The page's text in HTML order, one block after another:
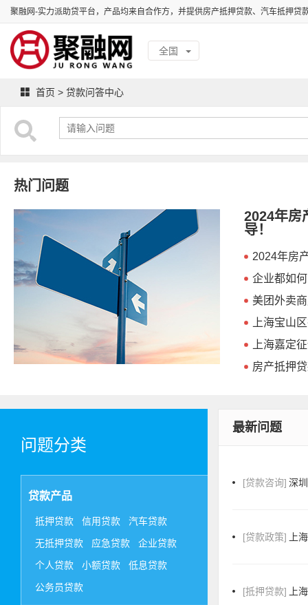
聚融网-实力派助贷平台，产品均来自合作方，并提供房产抵押贷款、汽车抵押贷
全国
首页 > 贷款问答中心
热门问题
2024年房
导！
2024年房
企业都如
美团外卖
上海宝山
上海嘉定
房产抵押
问题分类
贷款产品
抵押贷款 信用贷款
汽车贷款
无抵押贷款
应急贷款
企业贷款
个人贷款
小额贷款
低息贷款
公务员贷款
最新问题
[贷款咨询] 深
[贷款政策] 上
[抵押贷款] 上